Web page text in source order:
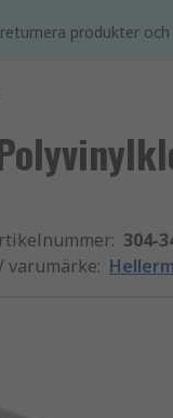
produkter
: 304-
varumärke: